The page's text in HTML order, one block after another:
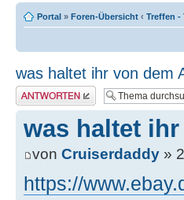
Portal » Foren-Übersicht ‹ Treffen -
was haltet ihr von dem
Antwort erstellen
was haltet
von Cruiserdaddy »
https://